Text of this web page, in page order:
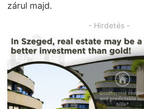
zárul majd.
- Hirdetés -